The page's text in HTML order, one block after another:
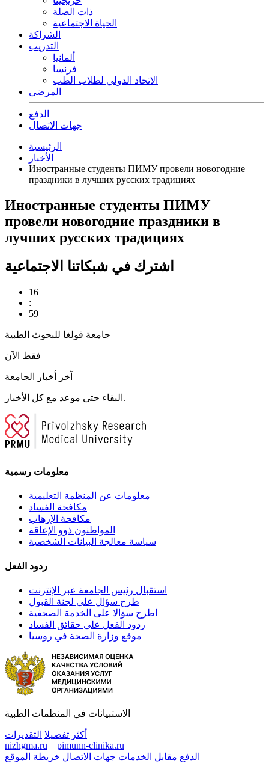
ذات الصلة
الحياة الاجتماعية
الشراكة
التدريب
ألمانيا
فرنسا
الاتحاد الدولي لطلاب الطب
المرضى
الدفع
جهات الاتصال
الرئيسية
الأخبار
Иностранные студенты ПИМУ провели новогодние
праздники в лучших русских традициях
Иностранные студенты ПИМУ
провели новогодние праздники в
лучших русских традициях
اشترك في شبكاتنا الاجتماعية
16
:
59
جامعة فولغا للبحوث الطبية
فقط الآن
آخر أخبار الجامعة
البقاء حتى موعد مع كل الأخبار.
معلومات رسمية
معلومات عن المنظمة التعليمية
مكافحة الفساد
مكافحة الإرهاب
المواطنون ذوو الإعاقة
سياسة معالجة البيانات الشخصية
ردود الفعل
استقبال رئيس الجامعة عبر الإنترنت
طرح سؤال على لجنة القبول
اطرح سؤالا على الخدمة الصحفية
ردود الفعل على حقائق الفساد
موقع وزارة الصحة في روسيا
الاستبيانات في المنظمات الطبية
أكثر تفصيلا التقديرات
nizhgma.ru
pimunn-clinika.ru
الدفع مقابل الخدمات جهات الاتصال خريطة الموقع